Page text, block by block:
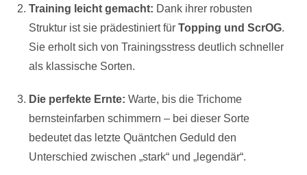
Training leicht gemacht: Dank ihrer robusten
Struktur ist sie prädestiniert fürTopping und ScrOG.
Sie erholt sich von Trainingsstress deutlich schneller
als klassische Sorten.
Die perfekte Ernte: Warte, bis die Trichome
bernsteinfarben schimmern – bei dieser Sorte
bedeutet das letzte Quäntchen Geduld den
Unterschied zwischen „stark“ und „legendär“.